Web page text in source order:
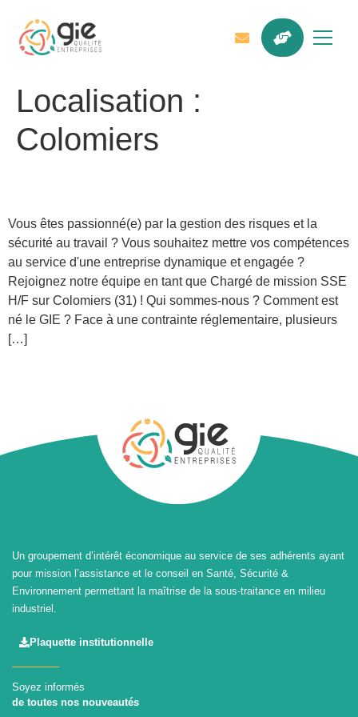
Localisation :
Colomiers
Vous êtes passionné(e) par la gestion des risques et la
sécurité au travail ? Vous souhaitez mettre vos compétences
au service d'une entreprise dynamique et engagée ?
Rejoignez notre équipe en tant que Chargé de mission SSE
H/F sur Colomiers (31) ! Qui sommes-nous ? Comment est
né le GIE ? Face à une contrainte réglementaire, plusieurs
[…]
Un groupement d’intérêt économique au service de ses adhérents ayant
pour mission l’assistance et le conseil en Santé, Sécurité &
Environnement permettant la maîtrise de la sous-traitance en milieu
industriel.
Plaquette institutionnelle
Soyez informés
de toutes nos nouveautés